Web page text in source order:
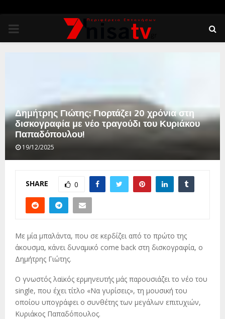
PRIMARY
Δημήτρης Γιώτης: Γιορτάζει 20 χρόνια στη
δισκογραφία με νέο τραγούδι του Κυριάκου
Παπαδόπουλου!
19/12/2025
SHARE 0
Με μία μπαλάντα, που σε κερδίζει από το πρώτο της
άκουσμα, κάνει δυναμικό come back στη δισκογραφία, o
Δημήτρης Γιώτης.
O γνωστός λαϊκός ερμηνευτής μάς παρουσιάζει το νέο του
single, που έχει τίτλο «Να γυρίσεις», τη μουσική του
οποίου υπογράφει ο συνθέτης των μεγάλων επιτυχιών,
Κυριάκος Παπαδόπουλος.